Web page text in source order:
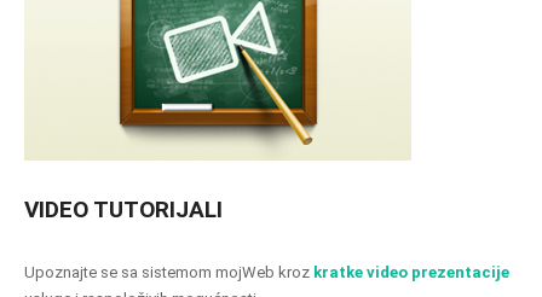
VIDEO TUTORIJALI
Upoznajte se sa sistemom mojWeb kroz kratke video prezentacije